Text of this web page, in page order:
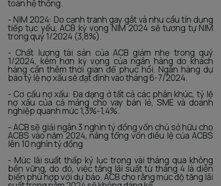
toàn hệ thống.
- NIM 2024: Do cạnh tranh gay gắt và nhu cầu tín dụng
tiếp tục yếu, ACB kỳ vọng NIM 2024 sẽ tương tự NIM
trong quý 1/2024 (3,8%).
- Chất lượng tài sản của ACB giảm nhẹ trong quý
1/2024, kém hơn kỳ vọng của ngân hàng do khách
hàng cần thêm thời gian để phục hồi. Ngân hàng dự
báo tỷ lệ nợ xấu sẽ đạt đỉnh vào tháng 6-7/2024.
- Cơ cấu nợ xấu: Đa dạng ở tất cả các phân khúc, tỷ lệ
nợ xấu của cả mảng cho vay bán lẻ, SME và doanh
nghiệp quanh mức 1,3%-1,4%.
- ACB sẽ giải ngân 3 nghìn tỷ đồng vốn chủ sở hữu cho
ACBS vào năm 2024, nâng tổng vốn điều lệ của ACBS
lên 10 nghìn tỷ đồng
- Mức lãi suất thấp kỷ lục trong vài tháng qua không
bền vững, do đó, việc tăng lãi suất từ tháng 4 là diễn
biến phù hợp với dự báo. ACB cho rằng mức độ tăng lãi